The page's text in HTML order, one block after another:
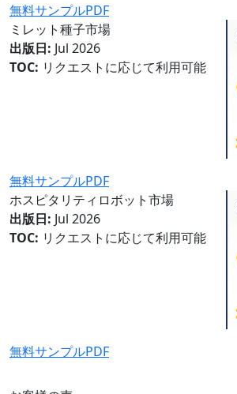
無料サンプルPDF
ミレット種子市場
出版日: Jul 2026
TOC: リクエストに応じて利用可能
無料サンプルPDF
ホスピタリティロボット市場
出版日: Jul 2026
TOC: リクエストに応じて利用可能
無料サンプルPDF